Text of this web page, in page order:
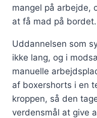
mangel på arbejde,
at få mad på bordet.
Uddannelsen som
ikke lang, og i
manuelle
af boxershorts i en
kroppen, så den
verdensmål at give